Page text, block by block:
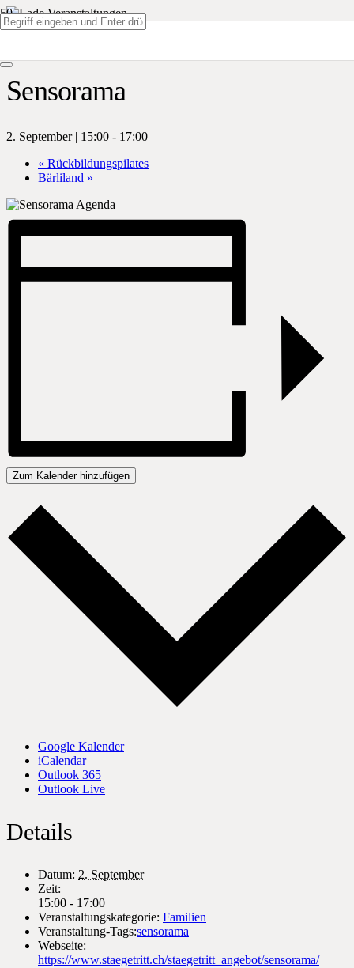
Sensorama
2. September | 15:00 - 17:00
« Rückbildungspilates
Bärliland »
Zum Kalender hinzufügen
Google Kalender
iCalendar
Outlook 365
Outlook Live
Details
Datum: 2. September
Zeit:
15:00 - 17:00
Veranstaltungskategorie: Familien
Veranstaltung-Tags:sensorama
Webseite:
https://www.staegetritt.ch/staegetritt_angebot/sensorama/